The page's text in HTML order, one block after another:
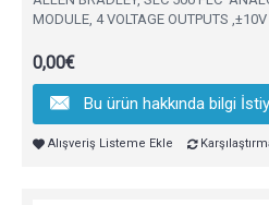
MODULE, 4 VOLTAGE OUTPUTS
0,00€
Bu ürün hakkında bilgi
Alışveriş Listeme Ekle